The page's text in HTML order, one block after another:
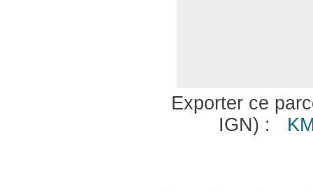
Exporter ce
IGN) :